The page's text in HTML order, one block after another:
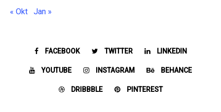
« Okt Jan »
FACEBOOK TWITTER LINKEDIN
YOUTUBE INSTAGRAM BEHANCE
DRIBBBLE PINTEREST